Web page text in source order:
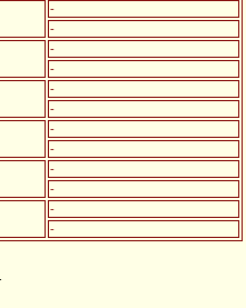
-
-
-
-
-
-
-
-
-
-
-
-